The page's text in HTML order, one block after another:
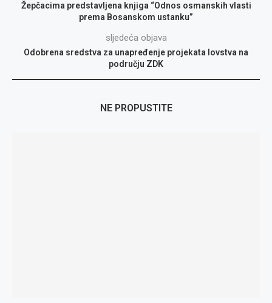
Žepčacima predstavljena knjiga “Odnos osmanskih vlasti
prema Bosanskom ustanku”
sljedeća objava
Odobrena sredstva za unapređenje projekata lovstva na
području ZDK
NE PROPUSTITE